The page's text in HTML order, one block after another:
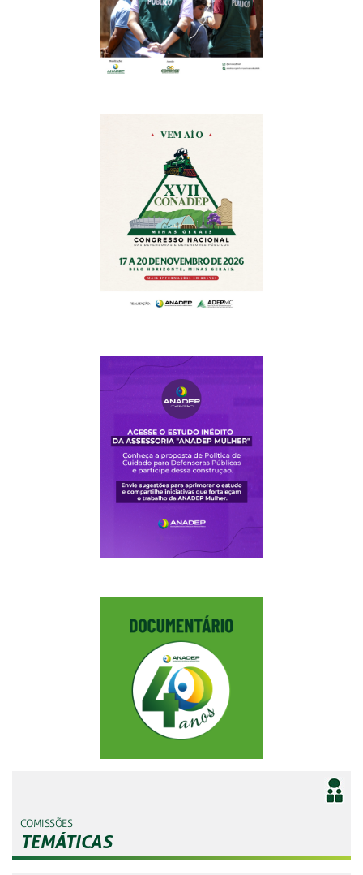
COMISSÕES
TEMÁTICAS